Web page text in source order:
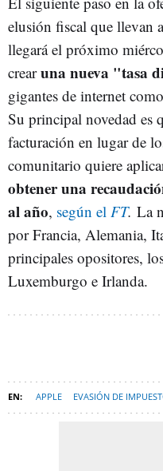
elusión fiscal que llevan
llegará el próximo
crearuna nueva "tasa
gigantes de internet
Su principal novedad es
facturación en lugar de
comunitario quiere
obtener una
al año, según el FT. La
por Francia, Alemania,
principales opositores,
Luxemburgo e Irlanda.
APPLE EVASIÓN DE